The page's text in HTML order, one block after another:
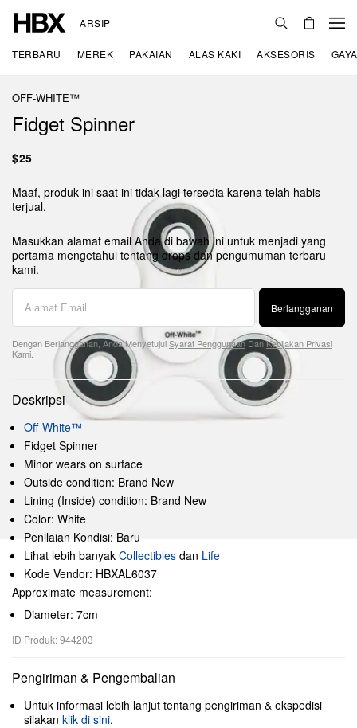
ARSIP
TERBARU MEREK PAKAIAN ALAS KAKI AKSESORIS
OFF-WHITE™
Fidget Spinner
$25
Maaf, produk ini saat ini tidak lagi tersedia karena telah habis
terjual.
Masukkan alamat email Anda di bawah ini untuk menjadi yang
pertama mengetahui tentang drops dan pengumuman terbaru
kami.
Berlangganan
Dengan Berlangganan, Anda MenyetujuiSyarat PenggunaanDanKebijakan Privasi
Kami.
Deskripsi
Off-White™
Fidget Spinner
Minor wears on surface
Outside condition: Brand New
Lining (Inside) condition: Brand New
Color: White
Penilaian Kondisi: Baru
Lihat lebih banyak Collectibles dan Life
Kode Vendor: HBXAL6037
Approximate measurement:
Diameter: 7cm
ID Produk: 944203
Pengiriman & Pengembalian
Untuk informasi lebih lanjut tentang pengiriman & ekspedisi
silakan klik di sini.